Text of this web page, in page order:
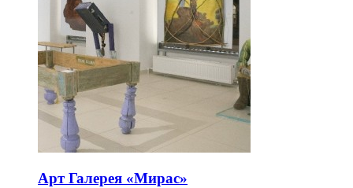
Арт Галерея «Мирас»